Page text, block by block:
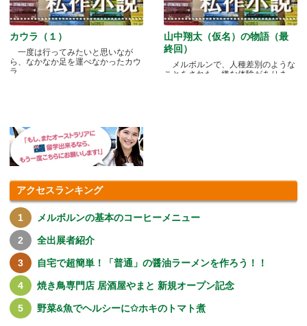
カウラ（１）
一度は行ってみたいと思いなが
ら、なかなか足を運べなかったカウ
ラ.....
山中翔太（仮名）の物語（最
終回）
メルボルンで、人種差別のような
ことをされた、嫌な体験がありま
アクセスランキング
メルボルンの基本のコーヒーメニュー
全出展者紹介
自宅で超簡単！「普通」の醤油ラーメンを作ろう！！
焼き鳥専門店 居酒屋やまと 新規オープン記念
野菜&魚でヘルシーに✩ホキのトマト煮